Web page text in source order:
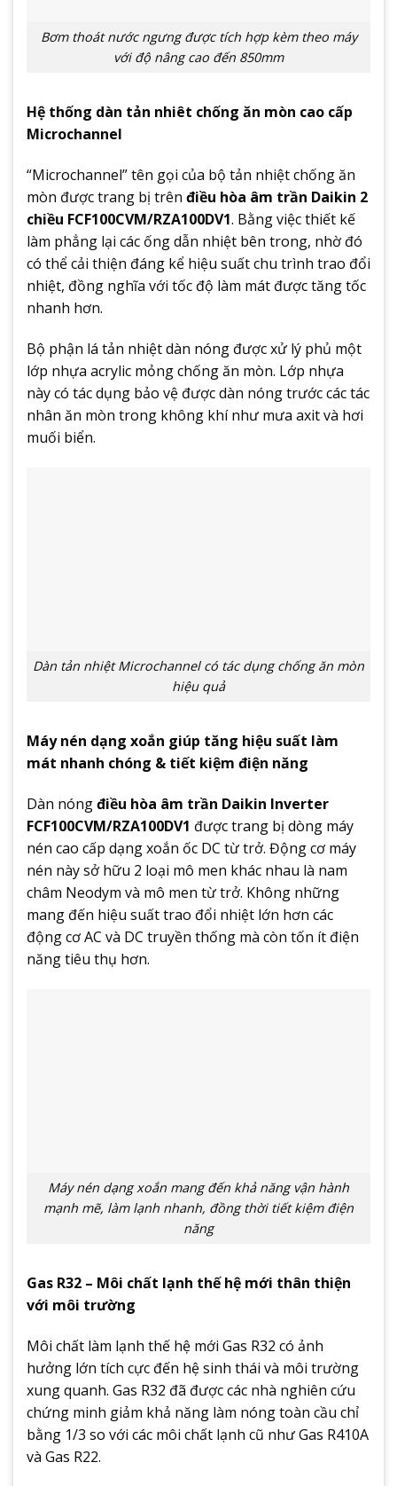
Bơm thoát nước ngưng được tích hợp kèm theo máy
với độ nâng cao đến 850mm
Hệ thống dàn tản nhiêt chống ăn mòn cao cấp
Microchannel
“Microchannel” tên gọi của bộ tản nhiệt chống ăn
mòn được trang bị trên điều hòa âm trần Daikin 2
chiều FCF100CVM/RZA100DV1. Bằng việc thiết kế
làm phẳng lại các ống dẫn nhiệt bên trong, nhờ đó
có thể cải thiện đáng kể hiệu suất chu trình trao đổi
nhiệt, đồng nghĩa với tốc độ làm mát được tăng tốc
nhanh hơn.
Bộ phận lá tản nhiệt dàn nóng được xử lý phủ một
lớp nhựa acrylic mỏng chống ăn mòn. Lớp nhựa
này có tác dụng bảo vệ được dàn nóng trước các tác
nhân ăn mòn trong không khí như mưa axit và hơi
muối biển.
Dàn tản nhiệt Microchannel có tác dụng chống ăn mòn
hiệu quả
Máy nén dạng xoắn giúp tăng hiệu suất làm
mát nhanh chóng & tiết kiệm điện năng
Dàn nóngđiều hòa âm trần Daikin Inverter
FCF100CVM/RZA100DV1 được trang bị dòng máy
nén cao cấp dạng xoắn ốc DC từ trở. Động cơ máy
nén này sở hữu 2 loại mô men khác nhau là nam
châm Neodym và mô men từ trở. Không những
mang đến hiệu suất trao đổi nhiệt lớn hơn các
động cơ AC và DC truyền thống mà còn tốn ít điện
năng tiêu thụ hơn.
Máy nén dạng xoắn mang đến khả năng vận hành
mạnh mẽ, làm lạnh nhanh, đồng thời tiết kiệm điện
năng
Gas R32 – Môi chất lạnh thế hệ mới thân thiện
với môi trường
Môi chất làm lạnh thế hệ mới Gas R32 có ảnh
hưởng lớn tích cực đến hệ sinh thái và môi trường
xung quanh. Gas R32 đã được các nhà nghiên cứu
chứng minh giảm khả năng làm nóng toàn cầu chỉ
bằng 1/3 so với các môi chất lạnh cũ như Gas R410A
và Gas R22.